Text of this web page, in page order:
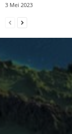
3 Mei 2023